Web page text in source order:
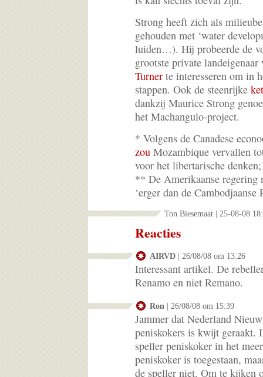
Strong heeft zich als
gehouden met ‘water
luiden…). Hij probeerde de
grootste private
Turner te interesseren om in
stappen. Ook de steenrijke
dankzij Maurice Strong
het Machangulo-project.
* Volgens de Canadese
zou Mozambique vervallen
voor het libertarische denken;
** De Amerikaanse regering
‘erger dan de
Ton Biesemaat | 25-08-08
Reacties
AIRVD | 26/08/08 om 13:26
Interessant artikel. De
Renamo en niet Remano.
Ron | 26/08/08 om 15:39
Jammer dat Nederland
peniskokers is kwijt geraakt.
speller peniskoker in het
peniskoker is toegestaan,
de speller niet. Om te kijken